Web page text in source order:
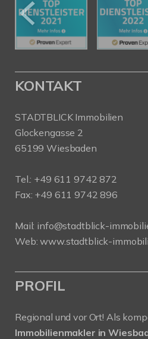
KONTAKT
STADTBLICK Immobilien
Glockengasse 2
65199 Wiesbaden
Tel.: +49 611 9742 872
Fax: +49 611 9742 896
Mail: info@stadtblick-
Web:www.stadtblick-
PROFIL
Regional und vor Ort! Als
Immobilienmakler in